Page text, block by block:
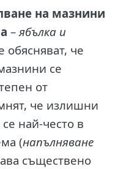
на мазнини
–ябълка и
обясняват, че
се
от
че излишни
най-често в
(напълняване
съществено